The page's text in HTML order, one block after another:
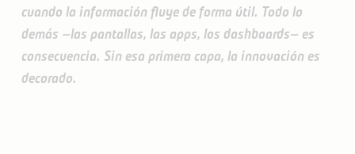
cuando la información fluye de forma útil. Todo lo
demás —las pantallas, las apps, los dashboards— es
consecuencia. Sin esa primera capa, la innovación es
decorado.